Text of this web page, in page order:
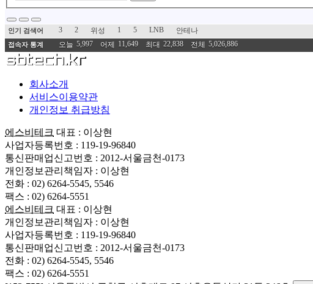
인기 검색어 3 2 위성 1 5 LNB 안테나
접속자 통계 오늘 5,997 어제 11,649 최대 22,838 전체 5,026,886
회사소개
서비스이용약관
개인정보 취급방침
에스비테크 대표 : 이상현
사업자등록번호 : 119-19-96840
통신판매업신고번호 : 2012-서울금천-0173
개인정보관리책임자 : 이상현
전화 : 02) 6264-5545, 5546
팩스 : 02) 6264-5551
에스비테크 대표 : 이상현
개인정보관리책임자 : 이상현
사업자등록번호 : 119-19-96840
통신판매업신고번호 : 2012-서울금천-0173
전화 : 02) 6264-5545, 5546
팩스 : 02) 6264-5551